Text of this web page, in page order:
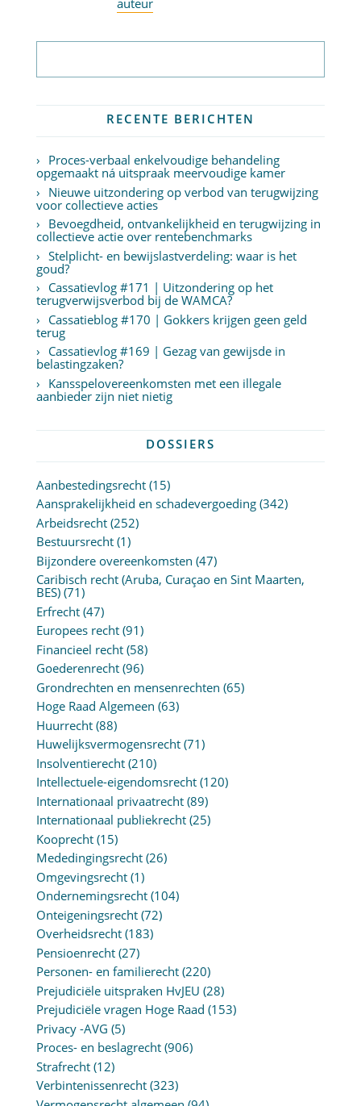
auteur
RECENTE BERICHTEN
Proces-verbaal enkelvoudige behandeling
opgemaakt ná uitspraak meervoudige kamer
Nieuwe uitzondering op verbod van terugwijzing
voor collectieve acties
Bevoegdheid, ontvankelijkheid en terugwijzing in
collectieve actie over rentebenchmarks
Stelplicht- en bewijslastverdeling: waar is het
goud?
Cassatievlog #171 | Uitzondering op het
terugverwijsverbod bij de WAMCA?
Cassatieblog #170 | Gokkers krijgen geen geld
terug
Cassatievlog #169 | Gezag van gewijsde in
belastingzaken?
Kansspelovereenkomsten met een illegale
aanbieder zijn niet nietig
DOSSIERS
Aanbestedingsrecht(15)
Aansprakelijkheid en schadevergoeding(342)
Arbeidsrecht(252)
Bestuursrecht(1)
Bijzondere overeenkomsten (47)
Caribisch recht (Aruba, Curaçao en Sint Maarten,
BES)(71)
Erfrecht(47)
Europees recht(91)
Financieel recht(58)
Goederenrecht(96)
Grondrechten en mensenrechten (65)
Hoge Raad Algemeen (63)
Huurrecht(88)
Huwelijksvermogensrecht(71)
Insolventierecht(210)
Intellectuele-eigendomsrecht(120)
Internationaal privaatrecht(89)
Internationaal publiekrecht(25)
Kooprecht(15)
Mededingingsrecht(26)
Omgevingsrecht(1)
Ondernemingsrecht(104)
Onteigeningsrecht(72)
Overheidsrecht(183)
Pensioenrecht(27)
Personen- en familierecht(220)
Prejudiciële uitspraken HvJEU (28)
Prejudiciële vragen Hoge Raad (153)
Privacy -AVG (5)
Proces- en beslagrecht(906)
Strafrecht(12)
Verbintenissenrecht(323)